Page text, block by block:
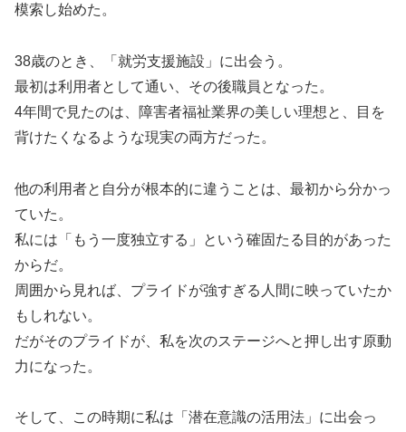
模索し始めた。
38歳のとき、「就労支援施設」に出会う。
最初は利用者として通い、その後職員となった。
4年間で見たのは、障害者福祉業界の美しい理想と、目を
背けたくなるような現実の両方だった。
他の利用者と自分が根本的に違うことは、最初から分かっ
ていた。
私には「もう一度独立する」という確固たる目的があった
からだ。
周囲から見れば、プライドが強すぎる人間に映っていたか
もしれない。
だがそのプライドが、私を次のステージへと押し出す原動
力になった。
そして、この時期に私は「潜在意識の活用法」に出会っ